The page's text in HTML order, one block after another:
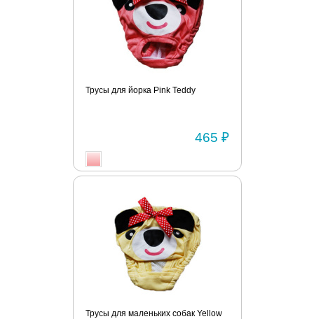
Трусы для йорка Pink Teddy
465 ₽
Трусы для маленьких собак Yellow